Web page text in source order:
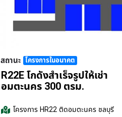
สถานะ โครงการในอนาคต
R22E โกดังสำเร็จรูปให้เช่า
อมตะนคร 300 ตรม.
โครงการHR22 ติดอมตะนคร ชลบุรี